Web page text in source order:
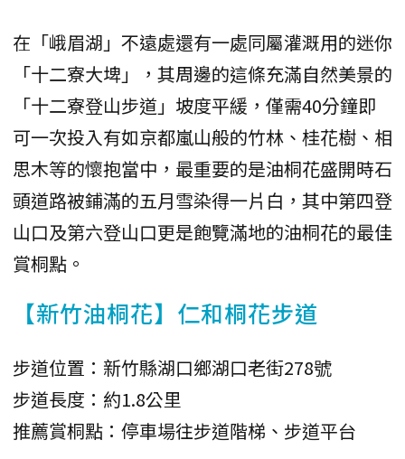
在「峨眉湖」不遠處還有一處同屬灌溉用的迷你
「十二寮大埤」，其周邊的這條充滿自然美景的
「十二寮登山步道」坡度平緩，僅需40分鐘即
可一次投入有如京都嵐山般的竹林、桂花樹、相
思木等的懷抱當中，最重要的是油桐花盛開時石
頭道路被鋪滿的五月雪染得一片白，其中第四登
山口及第六登山口更是飽覽滿地的油桐花的最佳
賞桐點。
【新竹油桐花】仁和桐花步道
步道位置：新竹縣湖口鄉湖口老街278號
步道長度：約1.8公里
推薦賞桐點：停車場往步道階梯、步道平台